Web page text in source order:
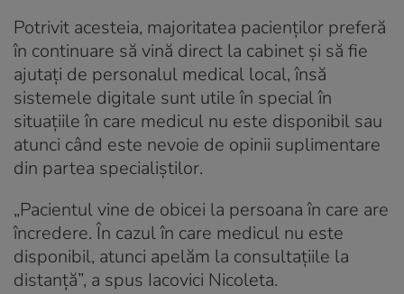
Potrivit acesteia, majoritatea pacienților preferă
în continuare să vină direct la cabinet și să fie
ajutați de personalul medical local, însă
sistemele digitale sunt utile în special în
situațiile în care medicul nu este disponibil sau
atunci când este nevoie de opinii suplimentare
din partea specialiștilor.
„Pacientul vine de obicei la persoana în care are
încredere. În cazul în care medicul nu este
disponibil, atunci apelăm la consultațiile la
distanță”, a spus Iacovici Nicoleta.